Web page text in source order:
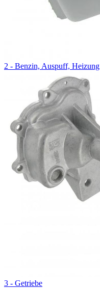
2 - Benzin, Auspuff, Heizung
3 - Getriebe